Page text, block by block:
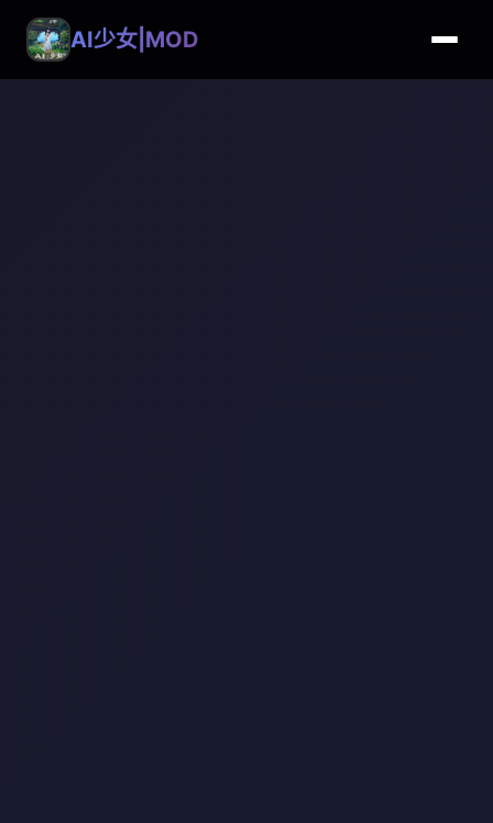
AI少女|MOD